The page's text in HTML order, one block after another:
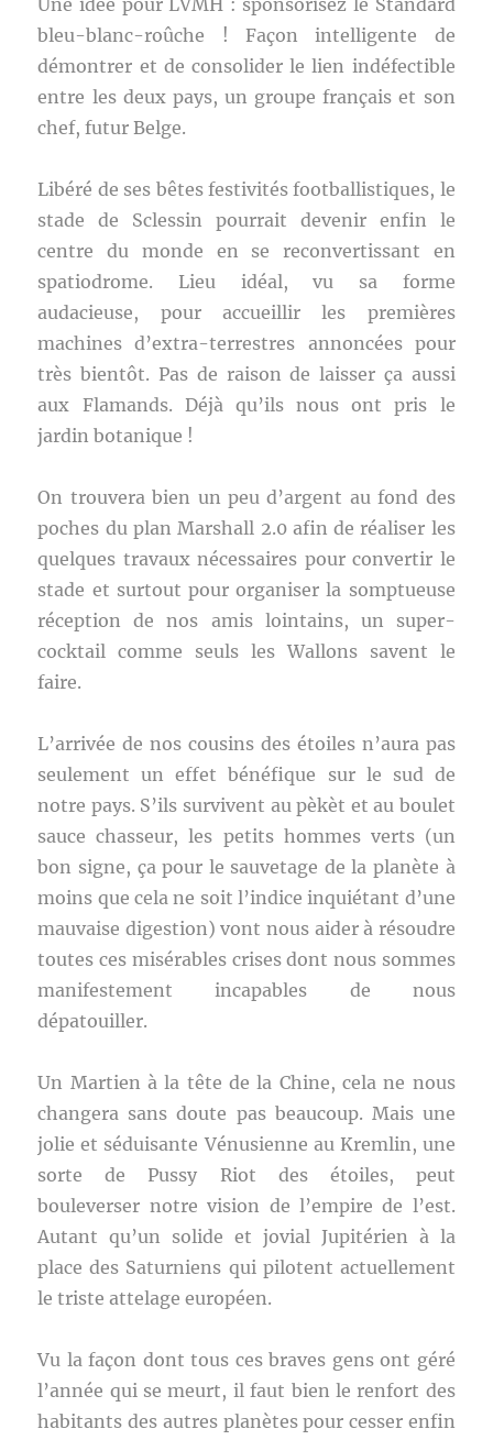
Une idée pour LVMH : sponsorisez le Standard
bleu-blanc-roûche ! Façon intelligente de
démontrer et de consolider le lien indéfectible
entre les deux pays, un groupe français et son
chef, futur Belge.
Libéré de ses bêtes festivités footballistiques, le
stade de Sclessin pourrait devenir enfin le
centre du monde en se reconvertissant en
spatiodrome. Lieu idéal, vu sa forme
audacieuse, pour accueillir les premières
machines d’extra-terrestres annoncées pour
très bientôt. Pas de raison de laisser ça aussi
aux Flamands. Déjà qu’ils nous ont pris le
jardin botanique !
On trouvera bien un peu d’argent au fond des
poches du plan Marshall 2.0 afin de réaliser les
quelques travaux nécessaires pour convertir le
stade et surtout pour organiser la somptueuse
réception de nos amis lointains, un super-
cocktail comme seuls les Wallons savent le
faire.
L’arrivée de nos cousins des étoiles n’aura pas
seulement un effet bénéfique sur le sud de
notre pays. S’ils survivent au pèkèt et au boulet
sauce chasseur, les petits hommes verts (un
bon signe, ça pour le sauvetage de la planète à
moins que cela ne soit l’indice inquiétant d’une
mauvaise digestion) vont nous aider à résoudre
toutes ces misérables crises dont nous sommes
manifestement incapables de nous
dépatouiller.
Un Martien à la tête de la Chine, cela ne nous
changera sans doute pas beaucoup. Mais une
jolie et séduisante Vénusienne au Kremlin, une
sorte de Pussy Riot des étoiles, peut
bouleverser notre vision de l’empire de l’est.
Autant qu’un solide et jovial Jupitérien à la
place des Saturniens qui pilotent actuellement
le triste attelage européen.
Vu la façon dont tous ces braves gens ont géré
l’année qui se meurt, il faut bien le renfort des
habitants des autres planètes pour cesser enfin